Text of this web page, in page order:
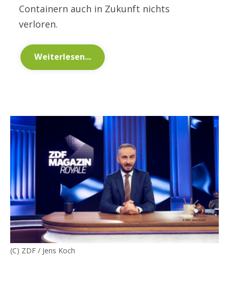
Containern auch in Zukunft nichts
verloren.
Weiterlesen...
(C) ZDF / Jens Koch